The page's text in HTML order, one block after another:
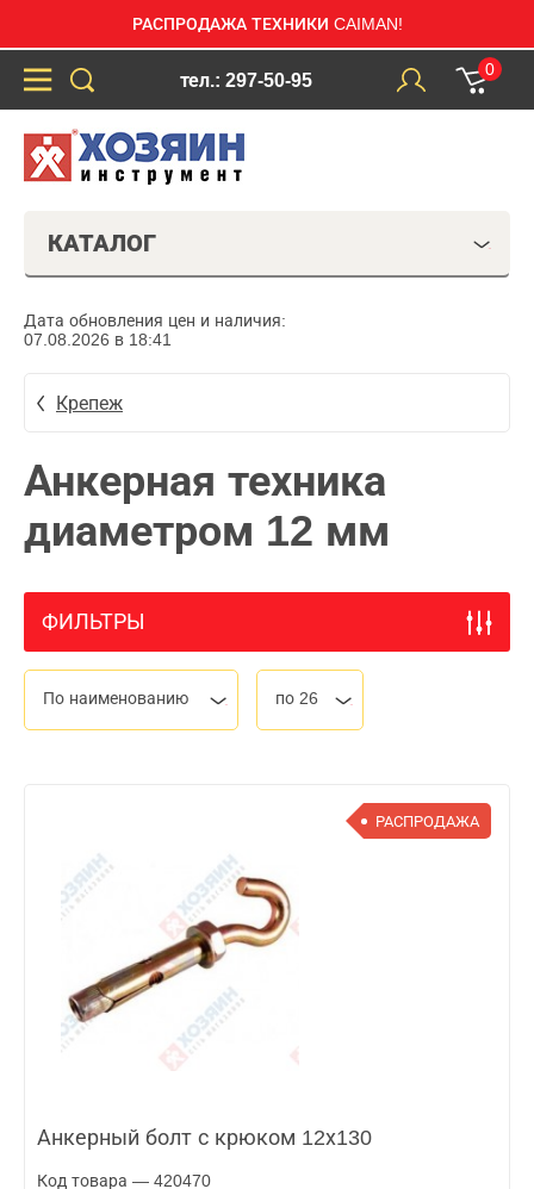
РАСПРОДАЖА ТЕХНИКИ CAIMAN!
тел.: 297-50-95
0
КАТАЛОГ
Дата обновления цен и наличия:
07.08.2026 в 18:41
Крепеж
Анкерная техника
диаметром 12 мм
ФИЛЬТРЫ
По наименованию по 26
РАСПРОДАЖА
Анкерный болт с крюком 12х130
Код товара — 420470